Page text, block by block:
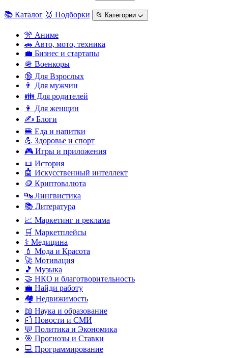
📚 Каталог 🥇 Подборки 📂 Категории ᨆ
🎌 Аниме
🚗 Авто, мото, техника
💼 Бизнес и стартапы
🪖 Военкоры
🔞 Для Взрослых
👨 Для мужчин
👪 Для родителей
👩 Для женщин
✍️ Блоги
🍔 Еда и напитки
💪 Здоровье и спорт
🎮 Игры и приложения
📜 История
🤖 Искусственный интеллект
🪙 Криптовалюта
🔤 Лингвистика
📚 Литература
📈 Маркетинг и реклама
🛒 Маркетплейсы
⚕️ Медицина
💄 Мода и Красота
🚀 Мотивация
🎵 Музыка
🤝 НКО и благотворительность
💼 Найди работу
🏘️ Недвижимость
📖 Наука и образование
📰 Новости и СМИ
💬 Политика и Экономика
🎯 Прогнозы и Ставки
💻 Программирование